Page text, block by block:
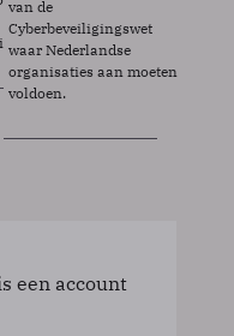
van de
Cyberbeveiligingswet
waar Nederlandse
organisaties aan moeten
voldoen.
een account